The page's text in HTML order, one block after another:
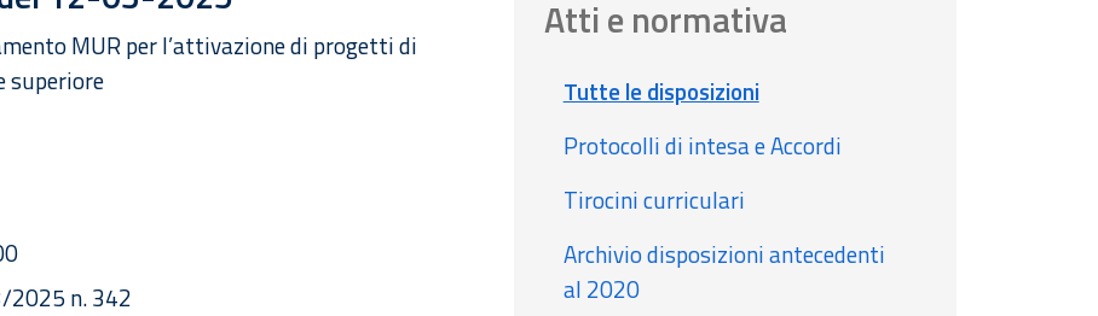
MUR per l’attivazione di progetti di
superiore
n. 342
Atti e normativa
Tutte le disposizioni
Protocolli di intesa e Accordi
Tirocini curriculari
Archivio disposizioni antecedenti
al 2020